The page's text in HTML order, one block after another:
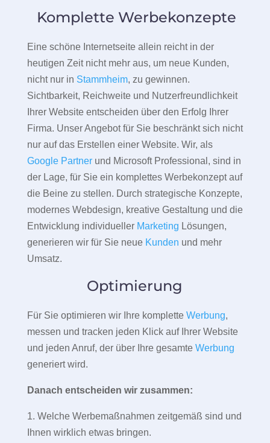
Komplette Werbekonzepte
Eine schöne Internetseite allein reicht in der
heutigen Zeit nicht mehr aus, um neue Kunden,
nicht nur in Stammheim, zu gewinnen.
Sichtbarkeit, Reichweite und Nutzerfreundlichkeit
Ihrer Website entscheiden über den Erfolg Ihrer
Firma. Unser Angebot für Sie beschränkt sich nicht
nur auf das Erstellen einer Website. Wir, als
Google Partnerund Microsoft Professional, sind in
der Lage, für Sie ein komplettes Werbekonzept auf
die Beine zu stellen. Durch strategische Konzepte,
modernes Webdesign, kreative Gestaltung und die
Entwicklung individueller Marketing Lösungen,
generieren wir für Sie neue Kunden und mehr
Umsatz.
Optimierung
Für Sie optimieren wir Ihre komplette Werbung,
messen und tracken jeden Klick auf Ihrer Website
und jeden Anruf, der über Ihre gesamte Werbung
generiert wird.
Danach entscheiden wir zusammen:
1. Welche Werbemaßnahmen zeitgemäß sind und
Ihnen wirklich etwas bringen.